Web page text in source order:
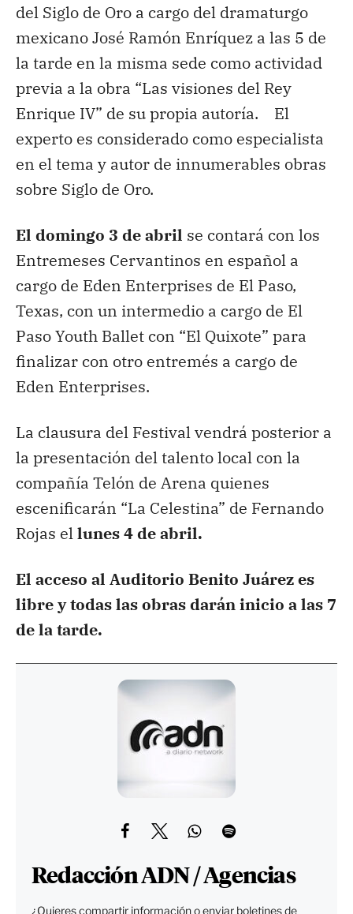
del Siglo de Oro a cargo del dramaturgo
mexicano José Ramón Enríquez a las 5 de
la tarde en la misma sede como actividad
previa a la obra “Las visiones del Rey
Enrique IV” de su propia autoría. El
experto es considerado como especialista
en el tema y autor de innumerables obras
sobre Siglo de Oro.
El domingo 3 de abril se contará con los
Entremeses Cervantinos en español a
cargo de Eden Enterprises de El Paso,
Texas, con un intermedio a cargo de El
Paso Youth Ballet con “El Quixote” para
finalizar con otro entremés a cargo de
Eden Enterprises.
La clausura del Festival vendrá posterior a
la presentación del talento local con la
compañía Telón de Arena quienes
escenificarán “La Celestina” de Fernando
Rojas ellunes 4 de abril.
El acceso al Auditorio Benito Juárez es
libre y todas las obras darán inicio a las 7
de la tarde.
Redacción ADN / Agencias
¿Quieres compartir información o enviar boletines de